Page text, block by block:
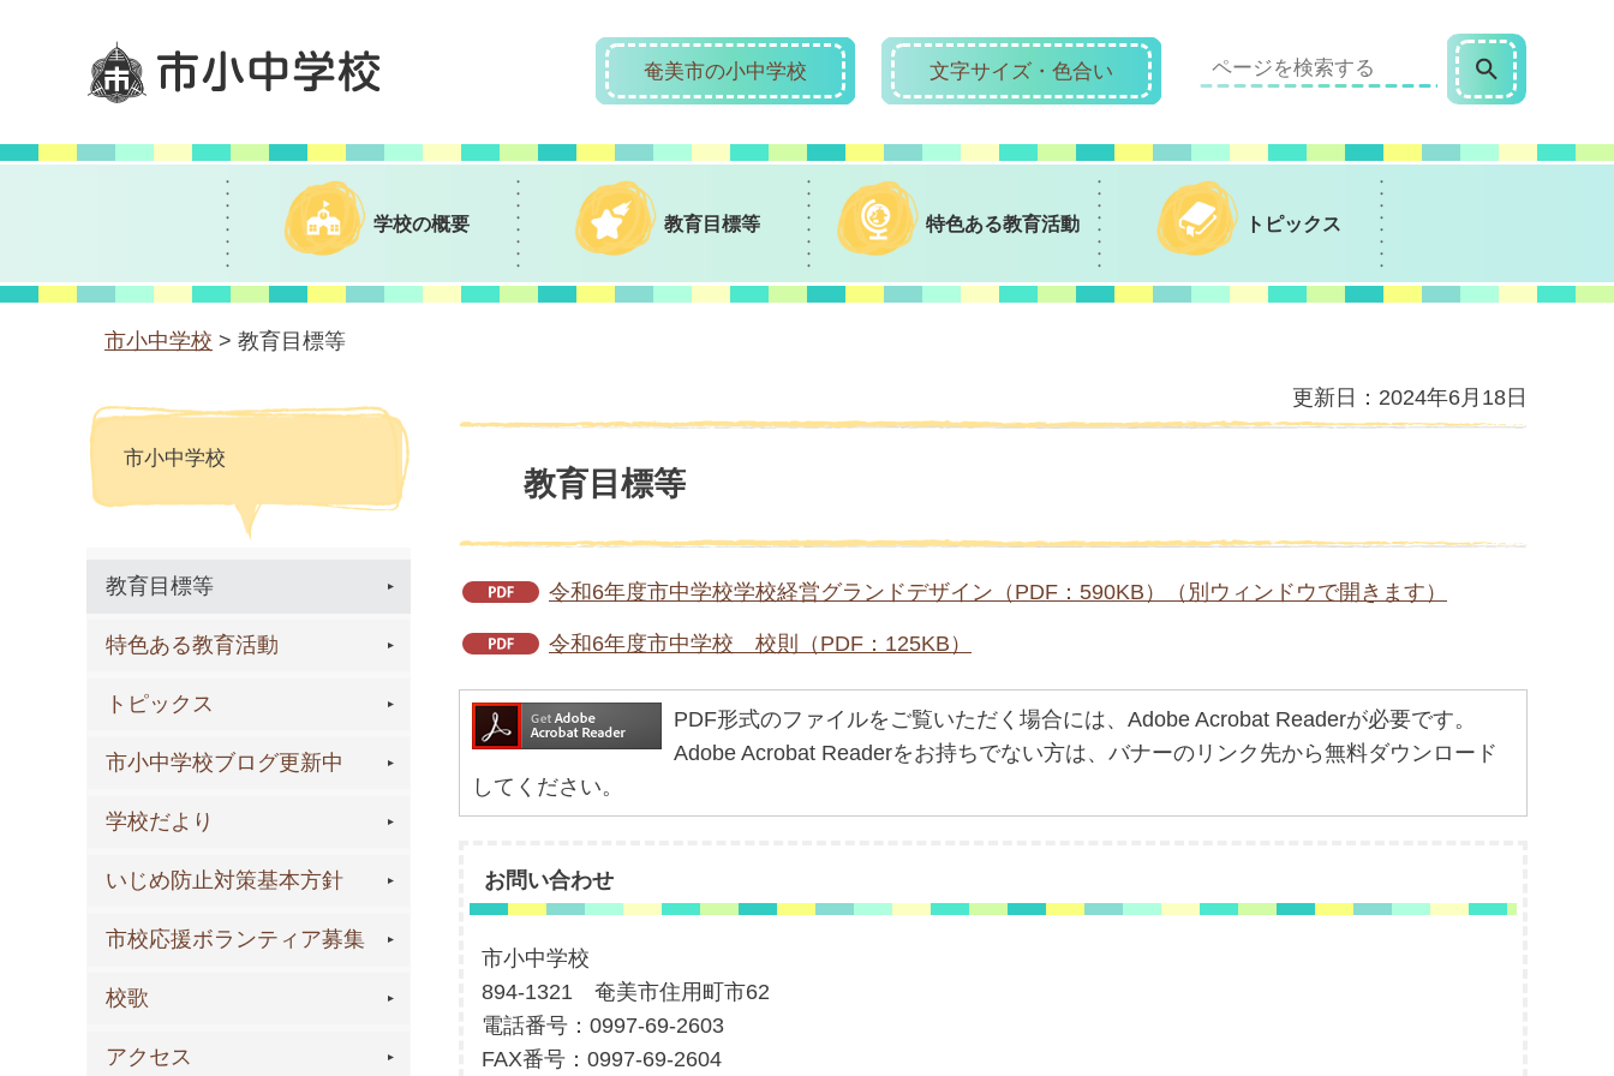
奄美市の小中学校 文字サイズ・色合い
学校の概要 教育目標等 特色ある教育活動 トピックス
市小中学校 > 教育目標等
市小中学校
教育目標等
特色ある教育活動
トピックス
市小中学校ブログ更新中
学校だより
いじめ防止対策基本方針
市校応援ボランティア募集
校歌
アクセス
更新日：2024年6月18日
教育目標等
令和6年度市中学校学校経営グランドデザイン（PDF：590KB）（別ウィンドウで開きます）
令和6年度市中学校 校則（PDF：125KB）
PDF形式のファイルをご覧いただく場合には、Adobe Acrobat Readerが必要です。
Adobe Acrobat Readerをお持ちでない方は、バナーのリンク先から無料ダウンロード
してください。
お問い合わせ
市小中学校
894-1321 奄美市住用町市62
電話番号：0997-69-2603
FAX番号：0997-69-2604